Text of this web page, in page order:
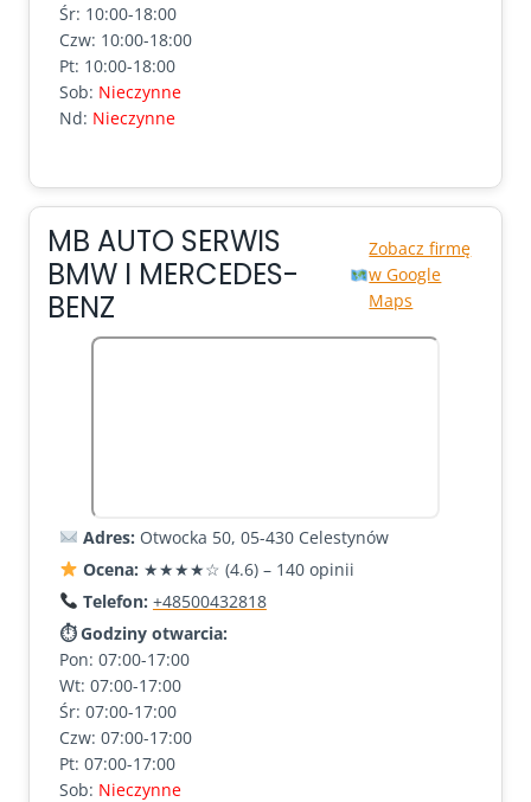
Śr: 10:00-18:00
Czw: 10:00-18:00
Pt: 10:00-18:00
Sob: Nieczynne
Nd: Nieczynne
MB AUTO SERWIS
BMW I MERCEDES-
BENZ
Zobacz firmę
w Google
Maps
Adres: Otwocka 50, 05-430 Celestynów
Ocena: ★★★★☆ (4.6) – 140 opinii
Telefon: +48500432818
⏱ Godziny otwarcia:
Pon: 07:00-17:00
Wt: 07:00-17:00
Śr: 07:00-17:00
Czw: 07:00-17:00
Pt: 07:00-17:00
Sob: Nieczynne